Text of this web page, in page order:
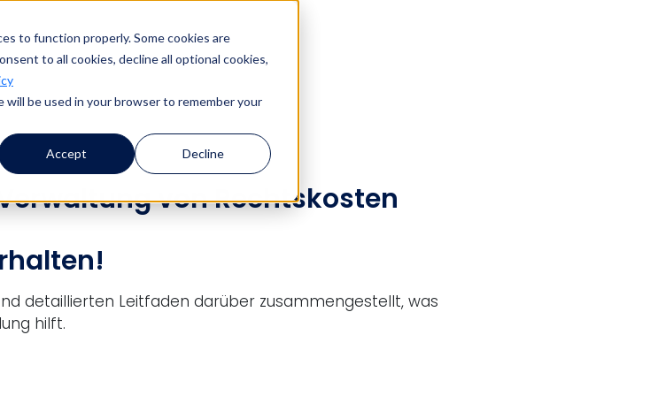
to function properly. Some cookies are
to all cookies, decline all optional cookies,
be used in your browser to remember your
Accept Decline
von Rechtskosten
detaillierten Leitfaden darüber zusammengestellt, was
hilft.